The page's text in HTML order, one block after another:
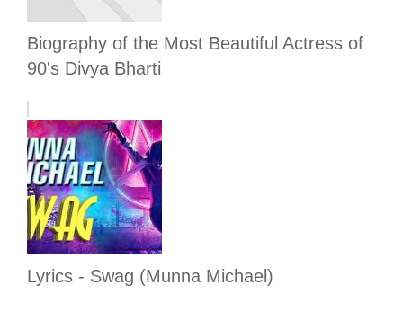
Biography of the Most Beautiful Actress of
90's Divya Bharti
Lyrics - Swag (Munna Michael)